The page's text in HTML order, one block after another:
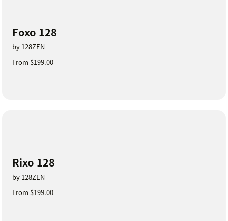
Foxo 128
by 128ZEN
From $199.00
Rixo 128
by 128ZEN
From $199.00